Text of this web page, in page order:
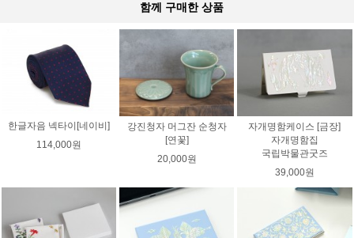
함께 구매한 상품
한글자음 넥타이[네이비]
114,000원
강진청자 머그잔 순청자
[연꽃]
20,000원
자개명함케이스 [금장]
자개명함집
국립박물관굿즈
39,000원